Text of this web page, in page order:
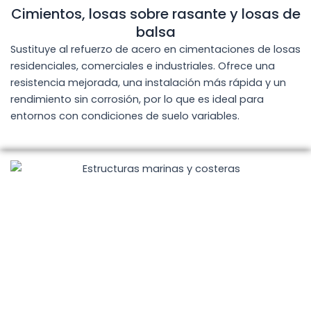
Cimientos, losas sobre rasante y losas de
balsa
Sustituye al refuerzo de acero en cimentaciones de losas
residenciales, comerciales e industriales. Ofrece una
resistencia mejorada, una instalación más rápida y un
rendimiento sin corrosión, por lo que es ideal para
entornos con condiciones de suelo variables.